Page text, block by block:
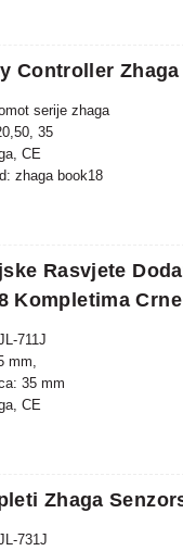
Controller
serije zhaga
35
CE
zhaga book18
Rasvjete
Kompletima
711J
mm,
35 mm
CE
Zhaga
731J